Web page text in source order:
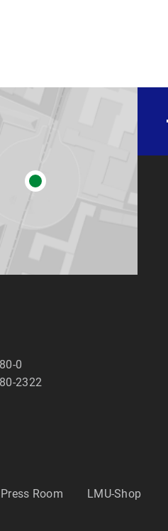
0
2322
Press Room LMU-Shop